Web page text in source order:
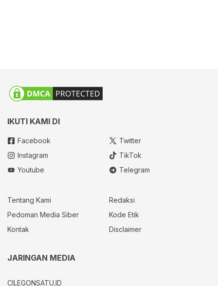
IKUTI KAMI DI
Facebook
Twitter
Instagram
TikTok
Youtube
Telegram
Tentang Kami
Redaksi
Pedoman Media Siber
Kode Etik
Kontak
Disclaimer
JARINGAN MEDIA
CILEGONSATU.ID